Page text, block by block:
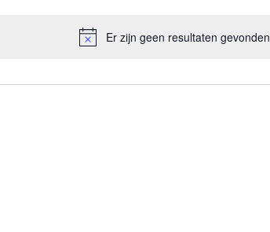
Bericht
Er zijn geen resultaten